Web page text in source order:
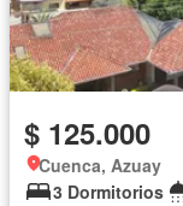
$ 125.000
Cuenca, Azuay
3 Dormitorios